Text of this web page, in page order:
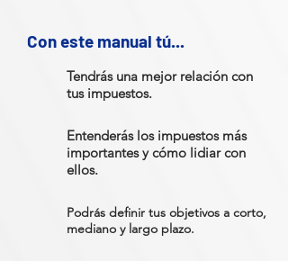
Con este manual tú...
Tendrás una mejor relación con
tus impuestos.
Entenderás los impuestos más
importantes y cómo lidiar con
ellos.
Podrás definir tus objetivos a corto,
mediano y largo plazo.